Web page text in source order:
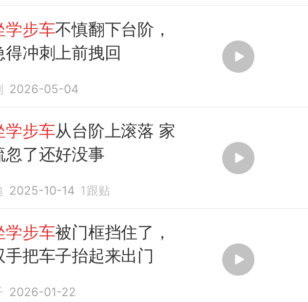
学步车不慎翻下台阶，
得冲刺上前拽回
2026-05-04
学步车从台阶上滚落 家
忽了还好没事
2025-10-14 1 跟贴
学步车被门框挡住了，
手把车子抬起来出门
2026-01-22